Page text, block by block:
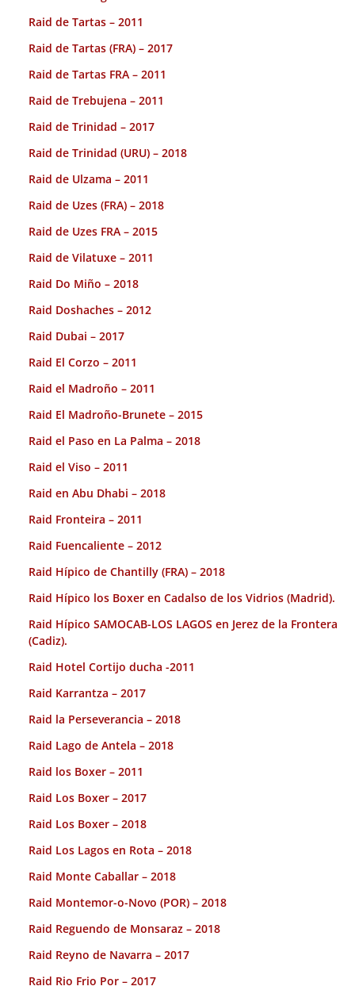
Raid de Tartas – 2011
Raid de Tartas (FRA) – 2017
Raid de Tartas FRA – 2011
Raid de Trebujena – 2011
Raid de Trinidad – 2017
Raid de Trinidad (URU) – 2018
Raid de Ulzama – 2011
Raid de Uzes (FRA) – 2018
Raid de Uzes FRA – 2015
Raid de Vilatuxe – 2011
Raid Do Miño – 2018
Raid Doshaches – 2012
Raid Dubai – 2017
Raid El Corzo – 2011
Raid el Madroño – 2011
Raid El Madroño-Brunete – 2015
Raid el Paso en La Palma – 2018
Raid el Viso – 2011
Raid en Abu Dhabi – 2018
Raid Fronteira – 2011
Raid Fuencaliente – 2012
Raid Hípico de Chantilly (FRA) – 2018
Raid Hípico los Boxer en Cadalso de los Vidrios (Madrid).
Raid Hípico SAMOCAB-LOS LAGOS en Jerez de la Frontera
(Cadiz).
Raid Hotel Cortijo ducha -2011
Raid Karrantza – 2017
Raid la Perseverancia – 2018
Raid Lago de Antela – 2018
Raid los Boxer – 2011
Raid Los Boxer – 2017
Raid Los Boxer – 2018
Raid Los Lagos en Rota – 2018
Raid Monte Caballar – 2018
Raid Montemor-o-Novo (POR) – 2018
Raid Reguendo de Monsaraz – 2018
Raid Reyno de Navarra – 2017
Raid Rio Frio Por – 2017